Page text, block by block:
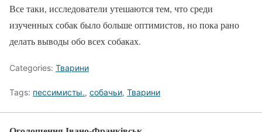
Все таки, исследователи утешаются тем, что среди
изученных собак было больше оптимистов, но пока рано
делать выводы обо всех собаках.
Categories: Тварини
Tags: пессимисты., собачьи, Тварини